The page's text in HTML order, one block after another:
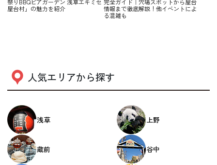
屋台村」の魅力を紹介
情報まで徹底解説！他イベントによ
る混雑も
人気エリアから探す
浅草 上野
蔵前 谷中